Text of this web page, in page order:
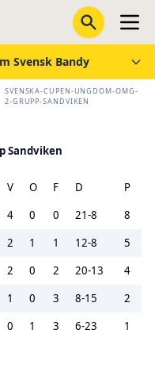
Svensk Bandy
SVENSKA-CUPEN-UNGDOM-OMG-
2-GRUPP-SANDVIKEN
Sandviken
V O F D
P
4 0 0 21-8
8
2 1 1 12-8
5
2 0 2 20-13
4
1 0 3 8-15
2
0 1 3 6-23 1